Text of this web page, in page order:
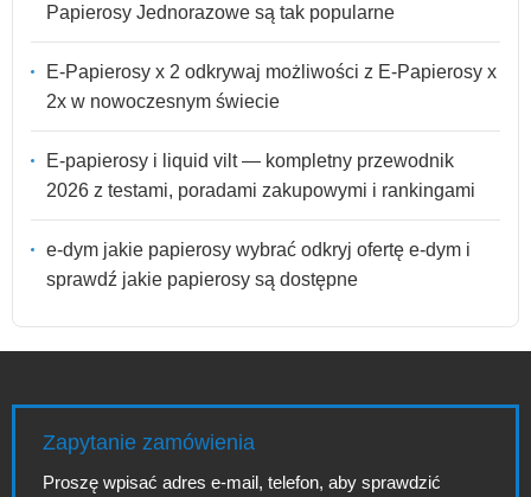
Papierosy Jednorazowe są tak popularne
E-Papierosy x 2 odkrywaj możliwości z E-Papierosy x
2x w nowoczesnym świecie
E-papierosy i liquid vilt — kompletny przewodnik
2026 z testami, poradami zakupowymi i rankingami
e-dym jakie papierosy wybrać odkryj ofertę e-dym i
sprawdź jakie papierosy są dostępne
Zapytanie zamówienia
Proszę wpisać adres e-mail, telefon, aby sprawdzić